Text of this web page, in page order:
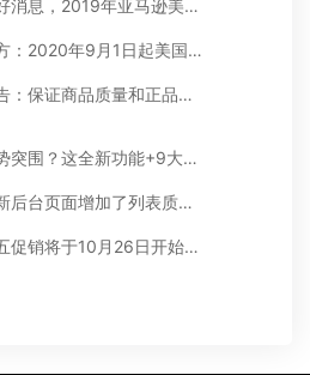
好消息，好消息，2019年亚马逊美国站减免长期仓储费。下调销售佣金！
亚马逊官方：2020年9月1日起美国站卖家的公司名称和地址要显示在卖家资料页面
亚马逊公告：保证商品质量和正品的实践指南
大考中强势突围？这全新功能+9大重点让你出奇制胜
亚马逊全新后台页面增加了列表质量面板
亚马逊黑五促销将于10月26日开始预热，附上促销提交​截止时间表！